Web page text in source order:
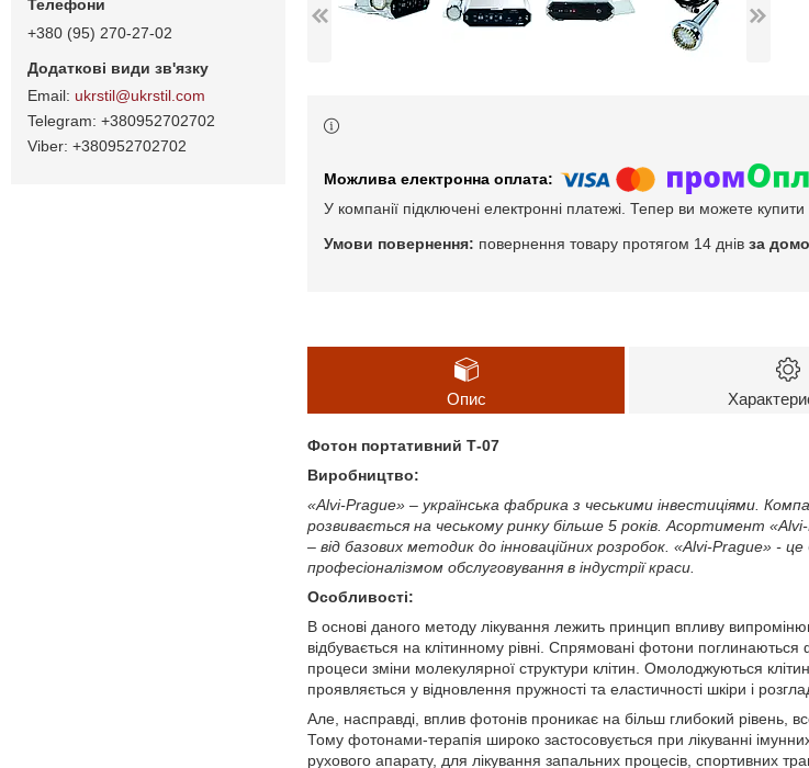
У компанії підключені електронні платежі. Тепер ви можете
повернення товару протягом 14 днів за
Опис
Фотон портативний Т-07
Виробництво:
«Alvi-Prague» – українська фабрика з чеськими інвестиціями.
розвивається на чеському ринку більше 5 років. Асортимент
– від базових методик до інноваційних розробок. «Alvi-Prague» -
професіоналізмом обслуговування в індустрії краси.
Особливості:
В основі даного методу лікування лежить принцип впливу
відбувається на клітинному рівні. Спрямовані фотони
процеси зміни молекулярної структури клітин. Омолоджуються
проявляється у відновлення пружності та еластичності шкіри і
Але, насправді, вплив фотонів проникає на більш глибокий рівень,
Тому фотонами-терапія широко застосовується при лікуванні
рухового апарату, для лікування запальних процесів, спортивних
+380 (95) 270-27-02
ukrstil@ukrstil.com
+380952702702
+380952702702